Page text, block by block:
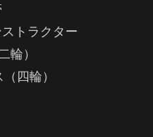
トラクター
輪）
四輪）